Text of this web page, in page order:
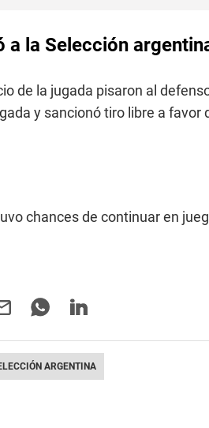
a la Selección
de la jugada pisaron al
y sancionó tiro libre a favor
chances de continuar en
ARGENTINA